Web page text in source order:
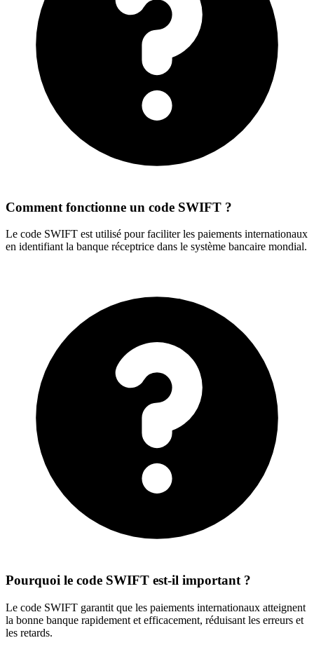
Comment fonctionne un code SWIFT ?
Le code SWIFT est utilisé pour faciliter les paiements internationaux
en identifiant la banque réceptrice dans le système bancaire mondial.
Pourquoi le code SWIFT est-il important ?
Le code SWIFT garantit que les paiements internationaux atteignent
la bonne banque rapidement et efficacement, réduisant les erreurs et
les retards.